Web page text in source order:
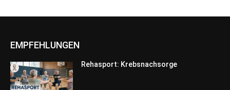
EMPFEHLUNGEN
Rehasport: Krebsnachsorge